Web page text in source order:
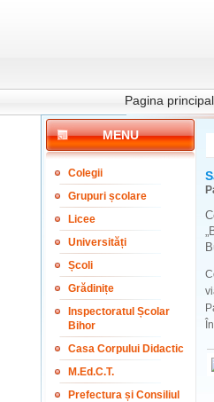
Pagina
MENU
Colegii
Grupuri școlare
Licee
Universități
Școli
Grădinițe
Inspectoratul Școlar
Bihor
Casa Corpului Didactic
M.Ed.C.T.
Prefectura și Consiliul